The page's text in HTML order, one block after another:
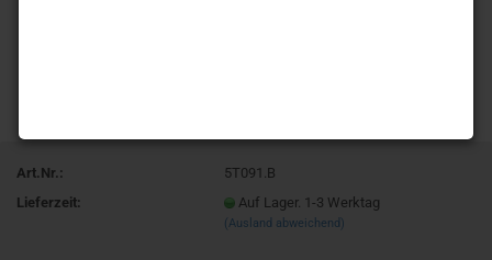
Art.Nr.:
5T091.B
Lieferzeit:
Auf Lager. 1-3 Werktag
(Ausland abweichend)